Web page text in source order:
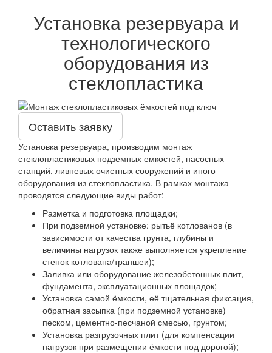
Установка резервуара и
технологического
оборудования из
стеклопластика
Оставить заявку
Установка резервуара, производим монтаж
стеклопластиковых подземных емкостей, насосных
станций, ливневых очистных сооружений и иного
оборудования из стеклопластика. В рамках монтажа
проводятся следующие виды работ:
Разметка и подготовка площадки;
При подземной установке: рытьё котлованов (в
зависимости от качества грунта, глубины и
величины нагрузок также выполняется укрепление
стенок котлована/траншеи);
Заливка или оборудование железобетонных плит,
фундамента, эксплуатационных площадок;
Установка самой ёмкости, её тщательная фиксация,
обратная засыпка (при подземной установке)
песком, цементно-песчаной смесью, грунтом;
Установка разгрузочных плит (для компенсации
нагрузок при размещении ёмкости под дорогой);